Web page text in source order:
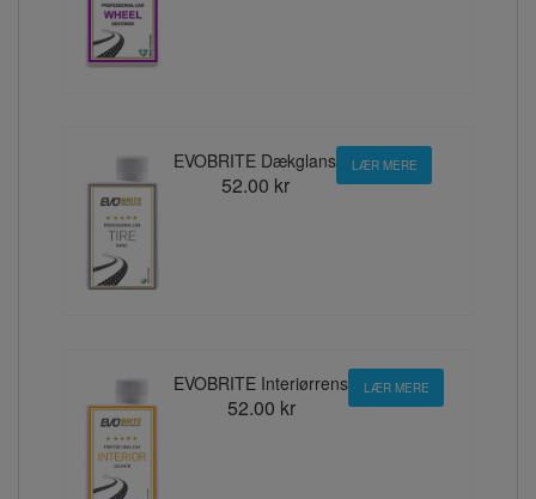
EVOBRITE Dækglans
52.00 kr
LÆR MERE
EVOBRITE Interiørrens
52.00 kr
LÆR MERE